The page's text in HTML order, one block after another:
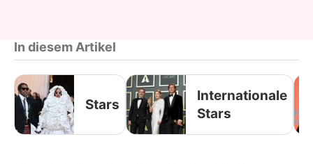
In diesem Artikel
Stars
Internationale
Stars